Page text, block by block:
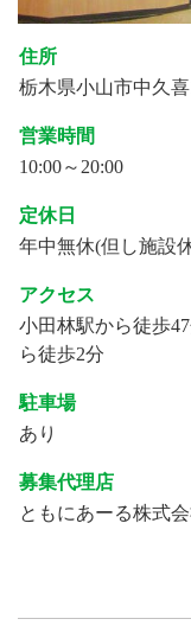
住所
栃木県小山市中久
営業時間
10:00～20:00
定休日
年中無休(但し施設
アクセス
小田林駅から徒歩
ら徒歩2分
駐車場
あり
募集代理店
ともにあーる株式